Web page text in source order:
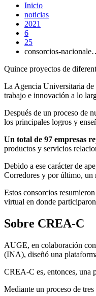
Inicio
noticias
2021
6
25
consorcios-
Quince proyectos de
La Agencia Universitaria
trabajo e innovación a lo
Después de un proceso de
los principales logros y
Un total de 97 empresas
productos y servicios
Debido a ese carácter de
Corredores y por último, un
Estos consorcios
virtual en donde
Sobre CREA-C
AUGE, en colaboración
(INA), diseñó una
CREA-C es, entonces, una
Mediante un proceso de